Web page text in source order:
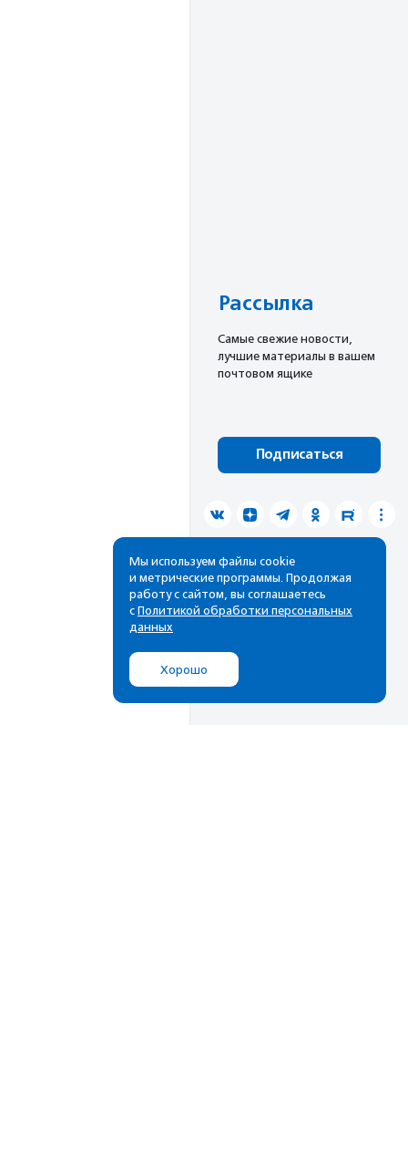
Рассылка
Cамые свежие новости,
лучшие материалы в вашем
почтовом ящике
Подписаться
Мы используем файлы cookie
и метрические программы. Продолжая
работу с сайтом, вы соглашаетесь
с Политикой обработки персональных
данных
Хорошо